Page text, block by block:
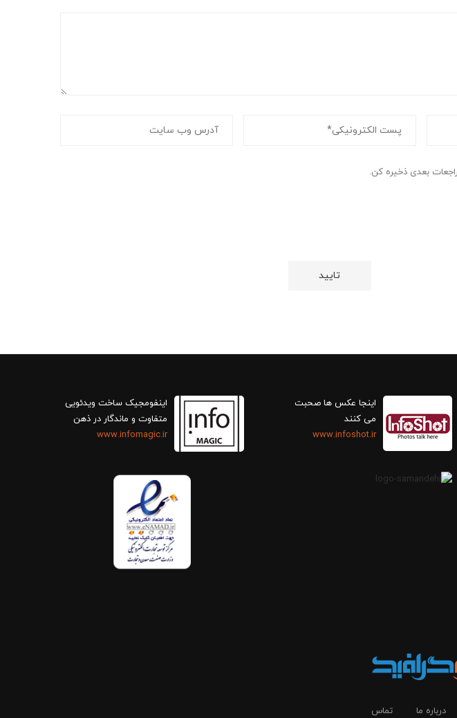
بعدی ذخیره کن.
اینجا عکس ها صحبت
می کنند
www.infoshot.ir
اینفومجیک ساخت ویدئویی
متفاوت و ماندگار در ذهن
www.infomagic.ir
درباره ما تماس